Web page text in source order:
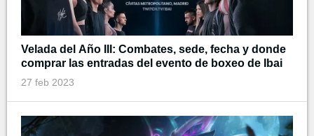
Velada del Año III: Combates, sede, fecha y donde
comprar las entradas del evento de boxeo de Ibai
27 feb 2023